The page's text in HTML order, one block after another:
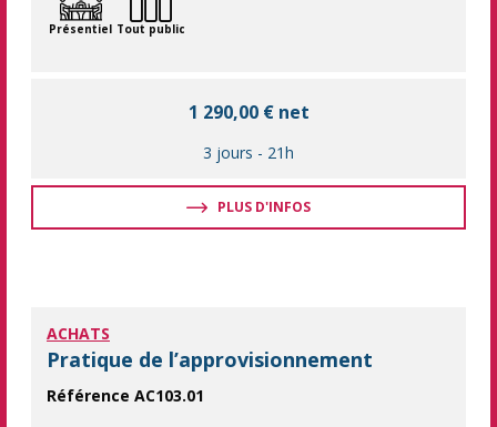
Présentiel Tout public
1 290,00 € net
3 jours - 21h
PLUS D'INFOS
ACHATS
Pratique de l’approvisionnement
Référence AC103.01